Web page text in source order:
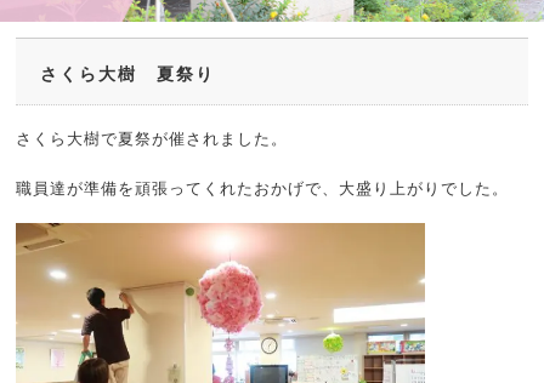
さくら大樹 夏祭り
さくら大樹で夏祭が催されました。
職員達が準備を頑張ってくれたおかげで、大盛り上がりでした。